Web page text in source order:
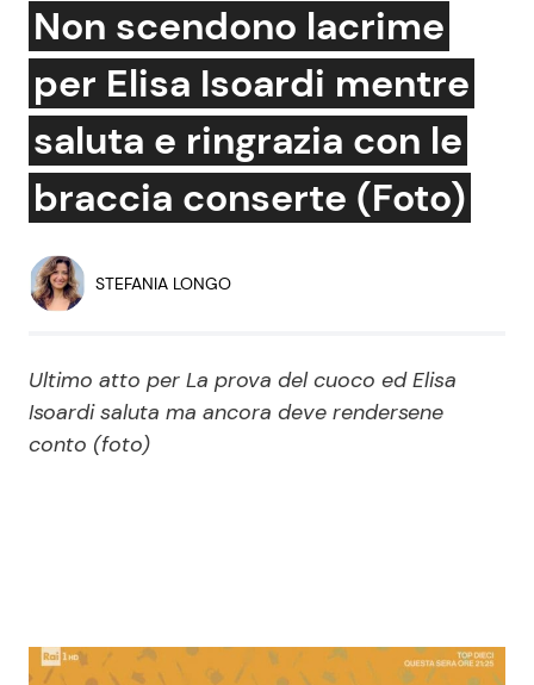
News e Cronaca
Attualità Italiana
Dal Mondo
Economia
Persone Scomparse
Politica
Gossip e TV
Bellezze VIP
Coppie VIP
Reality e Talent
News Musica
Non scendono lacrime
per Elisa Isoardi mentre
saluta e ringrazia con le
braccia conserte (Foto)
STEFANIA LONGO
Ultimo atto per La prova del cuoco ed Elisa
Isoardi saluta ma ancora deve rendersene
conto (foto)